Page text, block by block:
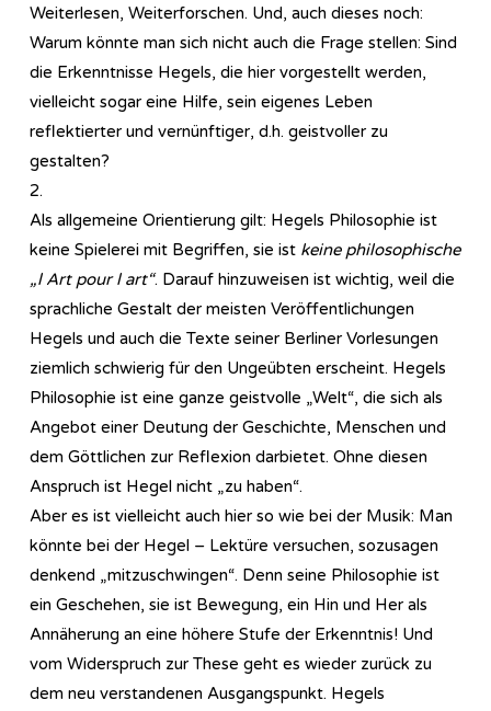
Weiterlesen, Weiterforschen. Und, auch dieses noch:
Warum könnte man sich nicht auch die Frage stellen: Sind
die Erkenntnisse Hegels, die hier vorgestellt werden,
vielleicht sogar eine Hilfe, sein eigenes Leben
reflektierter und vernünftiger, d.h. geistvoller zu
gestalten?
2.
Als allgemeine Orientierung gilt: Hegels Philosophie ist
keine Spielerei mit Begriffen, sie ist keine philosophische
„l Art pour l art“. Darauf hinzuweisen ist wichtig, weil die
sprachliche Gestalt der meisten Veröffentlichungen
Hegels und auch die Texte seiner Berliner Vorlesungen
ziemlich schwierig für den Ungeübten erscheint. Hegels
Philosophie ist eine ganze geistvolle „Welt“, die sich als
Angebot einer Deutung der Geschichte, Menschen und
dem Göttlichen zur Reflexion darbietet. Ohne diesen
Anspruch ist Hegel nicht „zu haben“.
Aber es ist vielleicht auch hier so wie bei der Musik: Man
könnte bei der Hegel – Lektüre versuchen, sozusagen
denkend „mitzuschwingen“. Denn seine Philosophie ist
ein Geschehen, sie ist Bewegung, ein Hin und Her als
Annäherung an eine höhere Stufe der Erkenntnis! Und
vom Widerspruch zur These geht es wieder zurück zu
dem neu verstandenen Ausgangspunkt. Hegels